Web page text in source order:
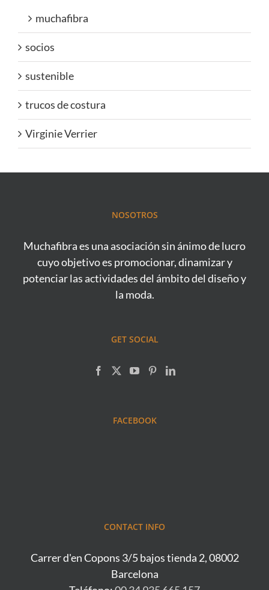
muchafibra
socios
sustenible
trucos de costura
Virginie Verrier
NOSOTROS
Muchafibra es una asociación sin ánimo de lucro
cuyo objetivo es promocionar, dinamizar y
potenciar las actividades del ámbito del diseño y
la moda.
GET SOCIAL
FACEBOOK
CONTACT INFO
Carrer d'en Copons 3/5 bajos tienda 2, 08002
Barcelona